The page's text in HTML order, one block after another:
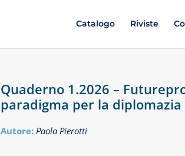
Catalogo Riviste
Quaderno 1.2026 –
paradigma per la
Autore: Paola Pierotti